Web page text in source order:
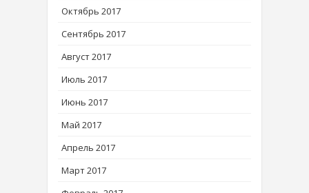
Октябрь 2017
Сентябрь 2017
Август 2017
Июль 2017
Июнь 2017
Май 2017
Апрель 2017
Март 2017